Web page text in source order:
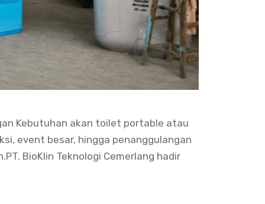
Kebutuhan akan toilet portable atau
event besar, hingga penanggulangan
BioKlin Teknologi Cemerlang hadir